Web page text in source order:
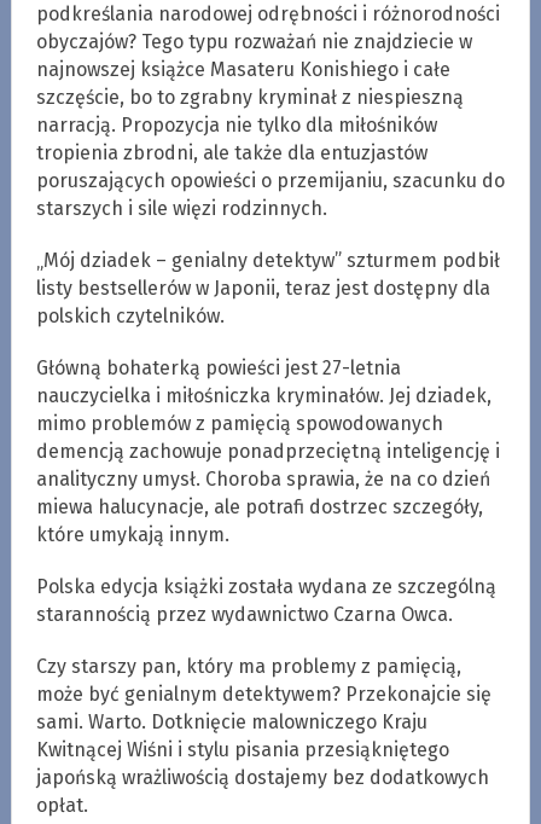
podkreślania narodowej odrębności i różnorodności
obyczajów? Tego typu rozważań nie znajdziecie w
najnowszej książce Masateru Konishiego i całe
szczęście, bo to zgrabny kryminał z niespieszną
narracją. Propozycja nie tylko dla miłośników
tropienia zbrodni, ale także dla entuzjastów
poruszających opowieści o przemijaniu, szacunku do
starszych i sile więzi rodzinnych.
„Mój dziadek – genialny detektyw” szturmem podbił
listy bestsellerów w Japonii, teraz jest dostępny dla
polskich czytelników.
Główną bohaterką powieści jest 27-letnia
nauczycielka i miłośniczka kryminałów. Jej dziadek,
mimo problemów z pamięcią spowodowanych
demencją zachowuje ponadprzeciętną inteligencję i
analityczny umysł. Choroba sprawia, że na co dzień
miewa halucynacje, ale potrafi dostrzec szczegóły,
które umykają innym.
Polska edycja książki została wydana ze szczególną
starannością przez wydawnictwo Czarna Owca.
Czy starszy pan, który ma problemy z pamięcią,
może być genialnym detektywem? Przekonajcie się
sami. Warto. Dotknięcie malowniczego Kraju
Kwitnącej Wiśni i stylu pisania przesiąkniętego
japońską wrażliwością dostajemy bez dodatkowych
opłat.